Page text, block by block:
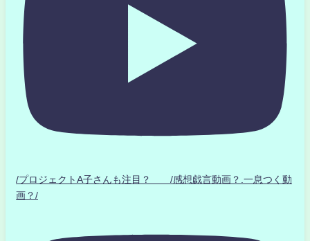
/プロジェクトA子さんも注目？ /感想戯言動画？.一息つく動
画？/